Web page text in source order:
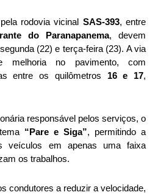
rodovia vicinal SAS-393, entre
do Paranapanema, devem
(22) e terça-feira (23). A via
melhoria no pavimento, com
entre os quilômetros 16 e 17,
responsável pelos serviços, o
“Pare e Siga”, permitindo a
veículos em apenas uma faixa
os trabalhos.
condutores a reduzir a velocidade,